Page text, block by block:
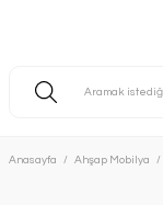
Anasayfa Ahşap Mobilya